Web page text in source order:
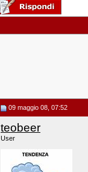
09 maggio 08, 07:52
teobeer
User